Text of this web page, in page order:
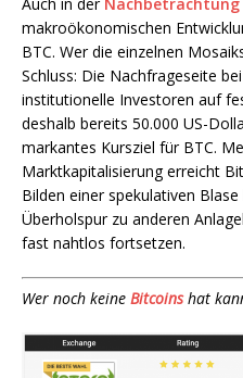
makroökonomischen
BTC. Wer die einzelnen
Schluss: Die Nachfrageseite
institutionelle Investoren auf
deshalb bereits 50.000 US-
markantes Kursziel für BTC.
Marktkapitalisierung erreicht
Bilden einer spekulativen
Überholspur zu anderen
fast nahtlos fortsetzen.
Wer noch keine Bitcoinshat